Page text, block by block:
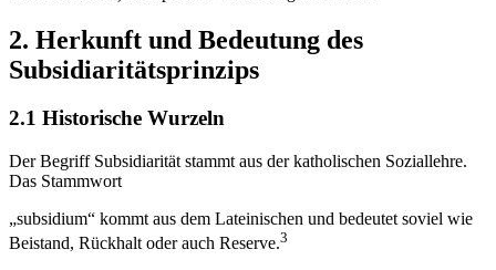
2. Herkunft und Bedeutung des
Subsidiaritätsprinzips
2.1 Historische Wurzeln
Der Begriff Subsidiarität stammt aus der katholischen Soziallehre.
Das Stammwort
„subsidium“ kommt aus dem Lateinischen und bedeutet soviel wie
Beistand, Rückhalt oder auch Reserve.3